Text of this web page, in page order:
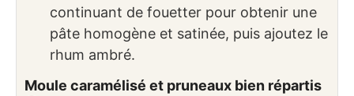
continuant de fouetter pour obtenir une
pâte homogène et satinée, puis ajoutez le
rhum ambré.
Moule caramélisé et pruneaux bien répartis